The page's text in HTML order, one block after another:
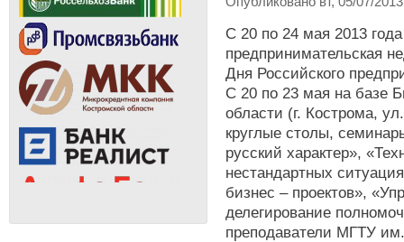
С 20 по 24 мая 2013
предпринимательская
Дня Российского
С 20 по 23 мая на базе
области (г. Кострома,
круглые столы,
русский характер»,
нестандартных
бизнес – проектов»,
делегирование
преподаватели МГТУ